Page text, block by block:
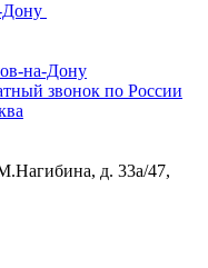
Дону
на-Дону
звонок по России
д. 33а/47,